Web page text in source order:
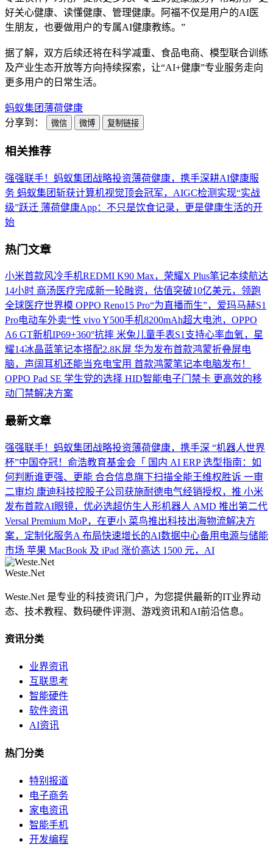
好关心健康、读懂健康、管理健康。阿福不仅是用户的AI医
生朋友，也要做用户的专属AI健康教练。”
据了解，双方后续还将在科学减重、食品电商、模型联合训练
及产业生态开放等方向持续探索，让“AI+健康”专业服务走向
更多用户的日常生活。
蚂蚁集团薄荷健康
分享到：
微信 微博 复制链接
相关推荐
强强联手！蚂蚁集团战略投资薄荷健康，携手深耕AI健康服
务 蚂蚁集团斩获计算机视觉顶会冠军，AIGC检测实现“实战
级”跃迁 薄荷健康App：不只是饮食记录，更是健康生活的开
始
热门文章
小米首款风冷手机REDMI K90 Max，荣耀X Plus笔记本续航达
14小时 商汤医疗完成新一轮融资，估值突破10亿美元，领跑
全球医疗世界模 OPPO Reno15 Pro“为直播而生”，爱玛马赫S1
Pro电动车外卖“性 vivo Y500手机8200mAh超大电池，OPPO
A6 GT新机IP69+360°抗摔 米兔儿童手表S1支持心率血氧，星
耀14冰晶蓝笔记本搭配2.8K屏 华为发布首款鸿蒙折叠屏电
脑，声阔耳机还能当充电宝用 首款鸿蒙笔记本电脑发布！
OPPO Pad SE 学生党的选择 HID智能电子门禁卡 更高效的移
动门禁解决方案
最新文章
强强联手！蚂蚁集团战略投资薄荷健康，携手深 “机器人世界
杯”中国夺冠！俞浩教育基金会「
国内 AI ERP 选型指南：如
何判断谁更强、更能 合合信息旗下扫描全能王维权胜诉 一审
二审均 康迪科技控股子公司获施耐德电气经销授权，推 小米
发布首款AI眼镜，优必选超仿生人形机器人 AMD 推出第二代
Versal Premium MoP，在更小 菜鸟推出科技出海物流解决方
案，定制化服务A 布局快速增长的AI数据中心备用电源与储能
市场 苹果 MacBook 及 iPad 涨价高达 1500 元，AI
Weste.Net
Weste.Net 是专业的科技资讯门户，为您提供最新的IT业界动
态、技术教程、数码硬件评测、游戏资讯和AI前沿信息。
资讯分类
业界资讯
互联思考
智能硬件
软件资讯
AI资讯
热门分类
特别报道
电子商务
家电资讯
智能手机
开发编程